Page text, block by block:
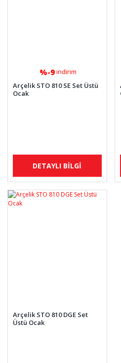
%-9indirim
Arçelik STO 810 SE Set Üstü
Ocak
DETAYLI BİLGİ
Arçelik STO 810 DGE Set
Üstü Ocak